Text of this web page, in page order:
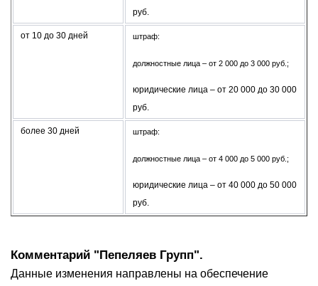
руб.
от 10 до 30 дней штраф:
должностные лица – от 2 000 до 3 000 руб.;
юридические лица – от 20 000 до 30 000
руб.
более 30 дней штраф:
должностные лица – от 4 000 до 5 000 руб.;
юридические лица – от 40 000 до 50 000
руб.
Комментарий "Пепеляев Групп".
Данные изменения направлены на обеспечение